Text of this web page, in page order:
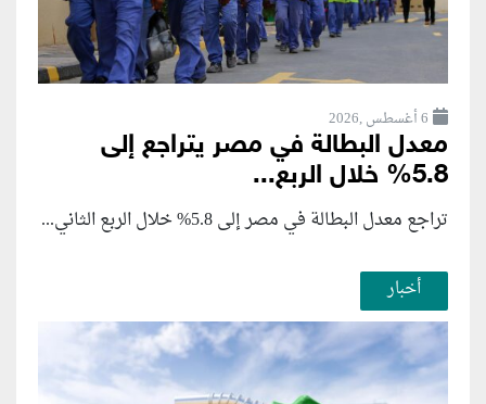
6 أغسطس ,2026
معدل البطالة في مصر يتراجع إلى
5.8% خلال الربع...
تراجع معدل البطالة في مصر إلى 5.8% خلال الربع الثاني...
أخبار